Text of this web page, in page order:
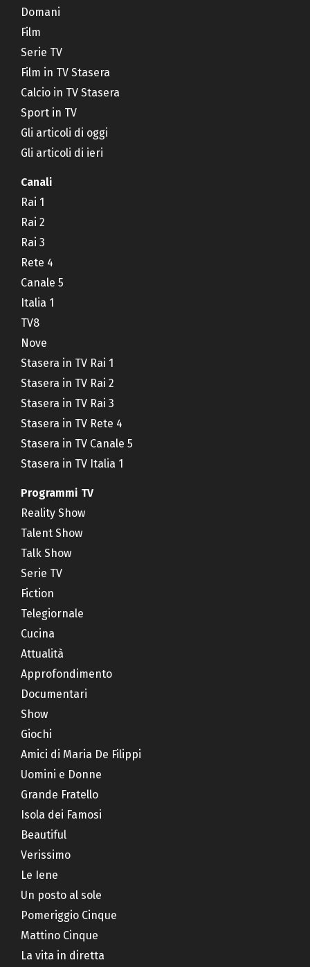
Domani
Film
Serie TV
Film in TV Stasera
Calcio in TV Stasera
Sport in TV
Gli articoli di oggi
Gli articoli di ieri
Canali
Rai 1
Rai 2
Rai 3
Rete 4
Canale 5
Italia 1
TV8
Nove
Stasera in TV Rai 1
Stasera in TV Rai 2
Stasera in TV Rai 3
Stasera in TV Rete 4
Stasera in TV Canale 5
Stasera in TV Italia 1
Programmi TV
Reality Show
Talent Show
Talk Show
Serie TV
Fiction
Telegiornale
Cucina
Attualità
Approfondimento
Documentari
Show
Giochi
Amici di Maria De Filippi
Uomini e Donne
Grande Fratello
Isola dei Famosi
Beautiful
Verissimo
Le Iene
Un posto al sole
Pomeriggio Cinque
Mattino Cinque
La vita in diretta